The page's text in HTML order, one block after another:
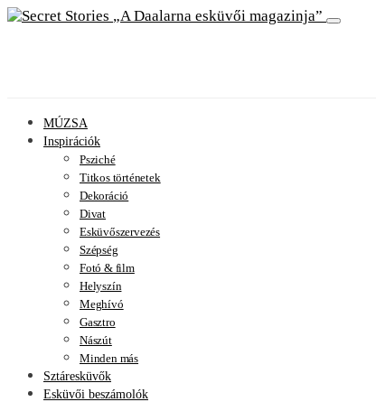
A Daalarna esküvői magazinja
MÚZSA
Inspirációk
Psziché
Titkos történetek
Dekoráció
Divat
Esküvőszervezés
Szépség
Fotó & film
Helyszín
Meghívó
Gasztro
Nászút
Minden más
Sztáresküvők
Esküvői beszámolók